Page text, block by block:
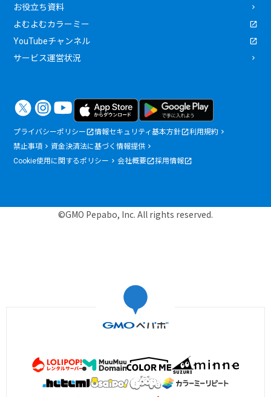
お役立ち資料
よむよむカラーミー
YouTubeチャンネル
サービス運営状況
プライバシーポリシー 情報セキュリティ基本方針
利用規約
禁止事項
資金決済法に基づく情報提供
Cookie使用に関するポリシー
会社概要 採用情報
©GMO Pepabo, Inc. All rights reserved.